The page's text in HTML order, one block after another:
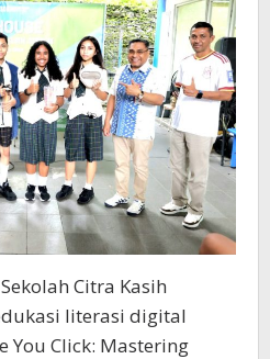
Citra Kasih
literasi digital
You Click: Mastering